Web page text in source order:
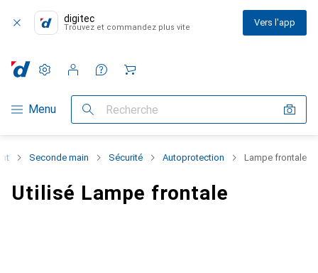
digitec
Trouvez et commandez plus vite Vers l'app
Navigation par catégorie
Menu Recherche
Paramètres
Compte client
Listes de comparaison
Listes d'envies
Panier
Seconde main Sécurité Autoprotection Lampe frontale
Utilisé Lampe frontale